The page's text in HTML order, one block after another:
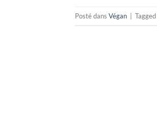
Posté dans Végan Tagged